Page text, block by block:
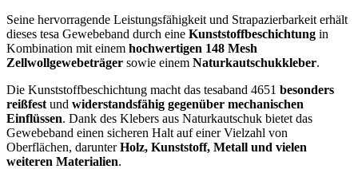
Seine hervorragende Leistungsfähigkeit und Strapazierbarkeit erhält
dieses tesa Gewebeband durch eine Kunststoffbeschichtung in
Kombination mit einem hochwertigen 148 Mesh
Zellwollgewebeträger sowie einem Naturkautschukkleber.
Die Kunststoffbeschichtung macht das tesaband 4651 besonders
reißfest und widerstandsfähig gegenüber mechanischen
Einflüssen. Dank des Klebers aus Naturkautschuk bietet das
Gewebeband einen sicheren Halt auf einer Vielzahl von
Oberflächen, darunterHolz, Kunststoff, Metall und vielen
weiteren Materialien.